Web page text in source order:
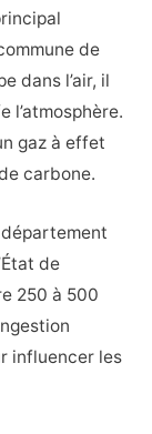
de
dans l’air, il
l’atmosphère.
gaz à effet
carbone.
de
250 à 500
influencer les